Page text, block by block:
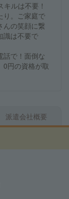
ルは不要！
り。ご家庭で
んの笑顔に繋
識は不要で
話で！面倒な
0円の資格が取
派遣会社概要